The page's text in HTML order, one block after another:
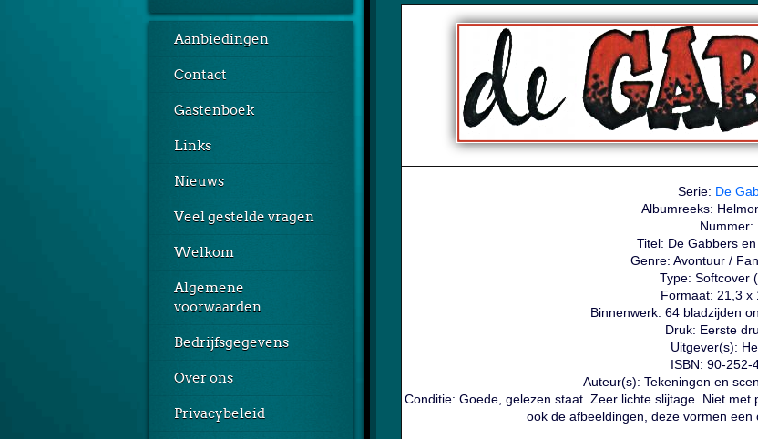
Aanbiedingen
Contact
Gastenboek
Links
Nieuws
Veel gestelde vragen
Welkom
Algemene
voorwaarden
Bedrijfsgegevens
Over ons
Privacybeleid
Serie: De
Albumreeks:
Nummer:
Titel: De Gabbers
Genre: Avontuur /
Type: Softcover
Formaat: 21,3 x
Binnenwerk: 64 bladzijden
Druk: Eerste
Uitgever(s):
ISBN: 90-252-
Auteur(s): Tekeningen en
Conditie: Goede, gelezen staat. Zeer lichte slijtage. Niet
ook de afbeeldingen, deze vormen een